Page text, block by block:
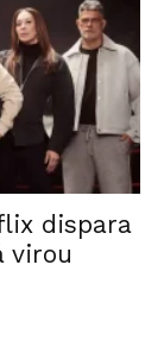
dispara
virou